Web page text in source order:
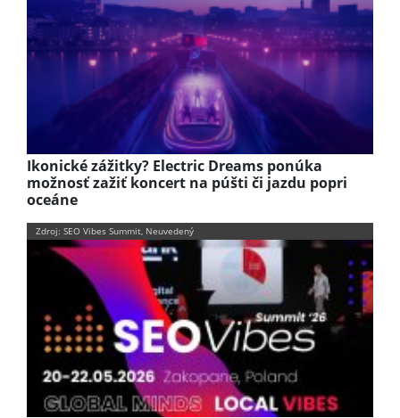
Ikonické zážitky? Electric Dreams ponúka
možnosť zažiť koncert na púšti či jazdu popri
oceáne
Zdroj: SEO Vibes Summit, Neuvedený